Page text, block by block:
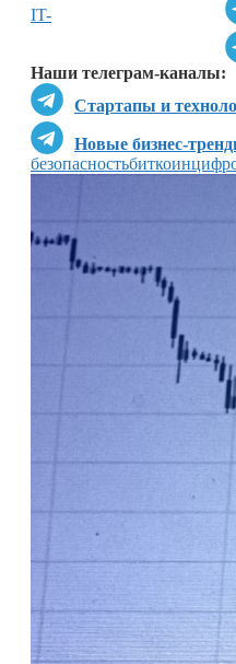
Наши телеграм-каналы:
Стартапы и
Новые бизнес-
IT-
безопасностьбиткоин